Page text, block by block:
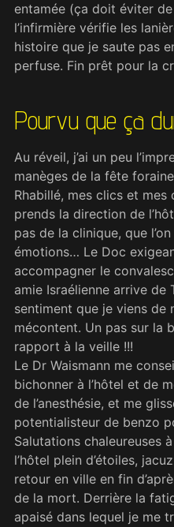
entamée (ça doit éviter
l’infirmière vérifie les
histoire que je saute pas
perfuse. Fin prêt pour la
Pourvu que ça
Au réveil, j’ai un peu
manèges de la fête
Rhabillé, mes clics et mes
prends la direction de
pas de la clinique, que
émotions… Le Doc
accompagner le
amie Israélienne arrive de
sentiment que je viens de
mécontent. Un pas sur la
rapport à la veille !!!
Le Dr Waismann me
bichonner à l’hôtel et de
de l’anesthésie, et me
potentialisteur de benzo
Salutations chaleureuses
l’hôtel plein d’étoiles,
retour en ville en fin
de la mort. Derrière la
apaisé dans lequel je me